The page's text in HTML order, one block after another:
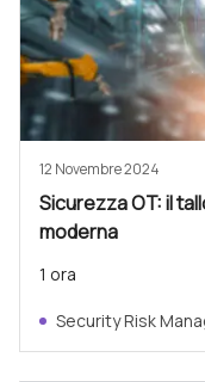
12 Novembre 2024
Sicurezza OT: il
moderna
1 ora
Security Risk